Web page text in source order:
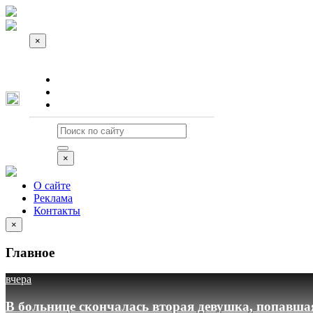
×
×
О сайте
Реклама
Контакты
×
Главное
вчера
В больнице скончалась вторая девушка,